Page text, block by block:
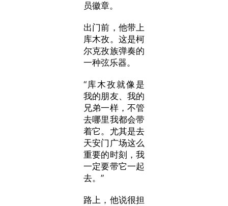
员徽章。
出门前，他带上
库木孜。这是柯
尔克孜族弹奏的
一种弦乐器。
“库木孜就像是
我的朋友、我的
兄弟一样，不管
去哪里我都会带
着它。尤其是去
天安门广场这么
重要的时刻，我
一定要带它一起
去。”
路上，他说很担